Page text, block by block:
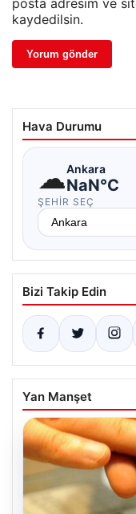
posta adresim ve
kaydedilsin.
Hava Durumu
☁Ankara
NaN°C
ŞEHIR SEÇ
Bizi Takip Edin
Yan Manşet